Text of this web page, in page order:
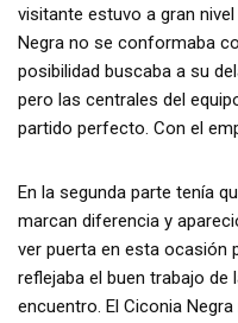
visitante estuvo a gran
Negra no se conformaba
posibilidad buscaba a su
pero las centrales del
partido perfecto. Con el
En la segunda parte tenía
marcan diferencia y
ver puerta en esta ocasión
reflejaba el buen trabajo de
encuentro. El Ciconia